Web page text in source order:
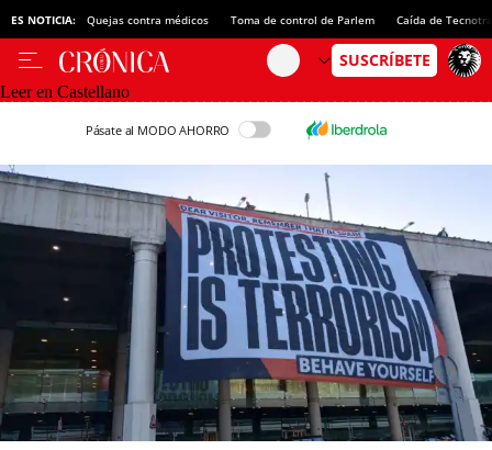
ES NOTICIA: Quejas contra médicos Toma de control de Parlem Caída de
Leer en Castellano
Pásate al MODO AHORRO